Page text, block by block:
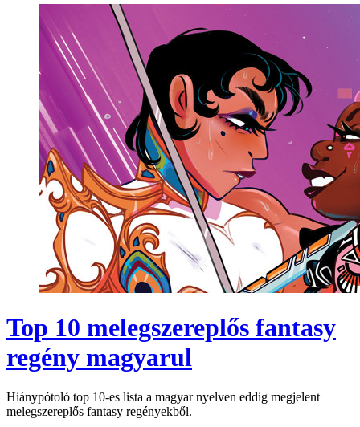
Top 10 melegszereplős fantasy
regény magyarul
Hiánypótoló top 10-es lista a magyar nyelven eddig megjelent
melegszereplős fantasy regényekből.